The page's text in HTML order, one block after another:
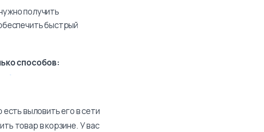
получить
быстрый
способов:
выловить его в сети
товар в корзине. У вас